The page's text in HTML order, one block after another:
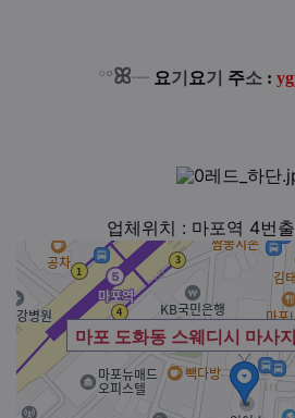
°°ꕤ┈ 요기 요기 주소 :
업체위치 : 마포역 4번
마포 도화동 스웨디시 마사